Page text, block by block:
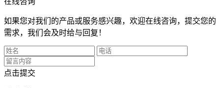
如果您对我们的产品或服务感兴趣，欢迎在线咨询，提交您的
需求，我们会及时给与回复！
点击提交